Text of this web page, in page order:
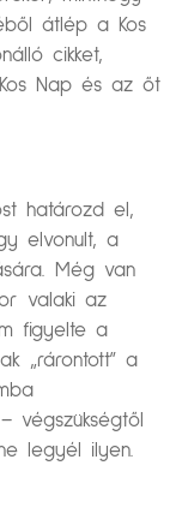
átlép a Kos
cikket,
Nap és az őt
határozd el,
elvonult, a
Még van
valaki az
figyelte a
„rárontott” a
végszükségtől
legyél ilyen.